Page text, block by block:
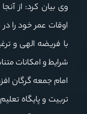
وی بیان کرد: از
اوقات عمر خود را
با فریضه الهی و
شرایط و امکانات
امام جمعه گرگان
تربیت و پایگاه